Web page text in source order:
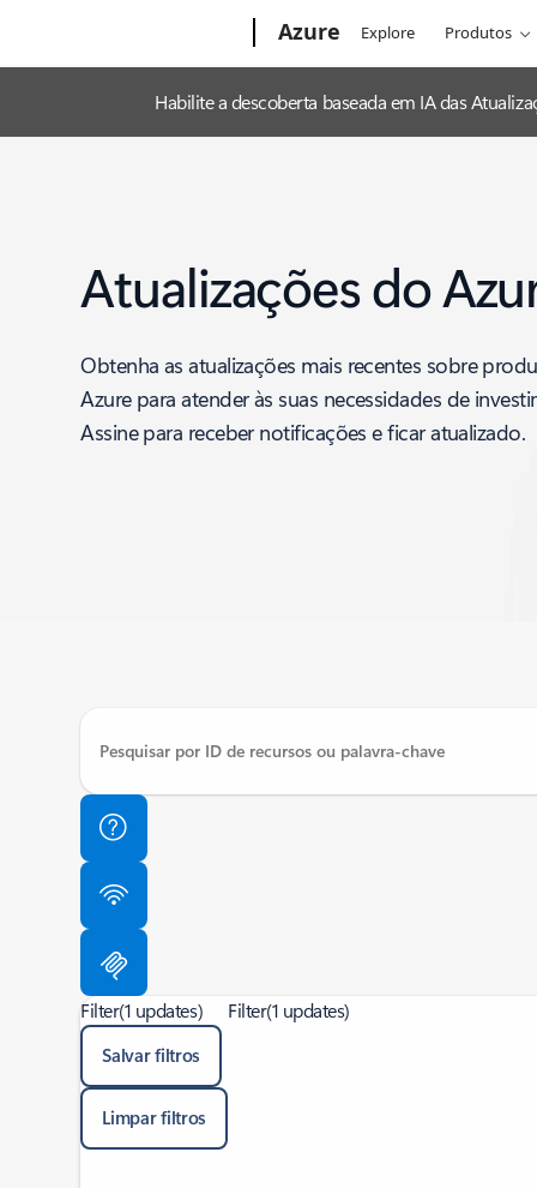
Azure Explore Produtos
Habilite a descoberta baseada em IA das
Atualizações do
Obtenha as atualizações mais recentes sobre
Azure para atender às suas necessidades de
Assine para receber notificações e ficar atualizado.
Filter(1 updates)
Salvar filtros
Limpar filtros
Filter(1 updates)